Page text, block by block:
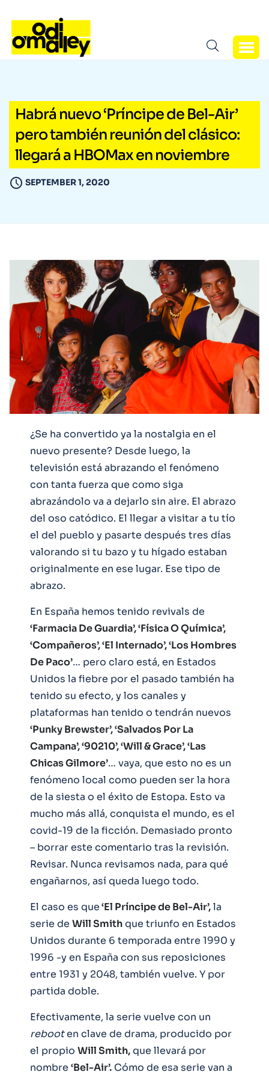
Habrá nuevo ‘Príncipe de Bel-Air’
pero también reunión del clásico:
llegará a HBOMax en noviembre
SEPTEMBER 1, 2020
¿Se ha convertido ya la nostalgia en el
nuevo presente? Desde luego, la
televisión está abrazando el fenómeno
con tanta fuerza que como siga
abrazándolo va a dejarlo sin aire. El abrazo
del oso catódico. El llegar a visitar a tu tío
el del pueblo y pasarte después tres días
valorando si tu bazo y tu hígado estaban
originalmente en ese lugar. Ese tipo de
abrazo.
En España hemos tenido revivals de
‘Farmacia De Guardia’, ‘Física O Química’,
‘Compañeros’, ‘El Internado’, ‘Los Hombres
De Paco’… pero claro está, en Estados
Unidos la fiebre por el pasado también ha
tenido su efecto, y los canales y
plataformas han tenido o tendrán nuevos
‘Punky Brewster’, ‘Salvados Por La
Campana’, ‘90210’, ‘Will & Grace’, ‘Las
Chicas Gilmore’… vaya, que esto no es un
fenómeno local como pueden ser la hora
de la siesta o el éxito de Estopa. Esto va
mucho más allá, conquista el mundo, es el
covid-19 de la ficción. Demasiado pronto
– borrar este comentario tras la revisión.
Revisar. Nunca revisamos nada, para qué
engañarnos, así queda luego todo.
El caso es que‘El Príncipe de Bel-Air’,la
serie de Will Smithque triunfo en Estados
Unidos durante 6 temporada entre 1990 y
1996 -y en España con sus reposiciones
entre 1931 y 2048, también vuelve. Y por
partida doble.
Efectivamente, la serie vuelve con un
rebooten clave de drama, producido por
el propio Will Smith,que llevará por
nombre ‘Bel-Air’. Cómo de esa serie van a